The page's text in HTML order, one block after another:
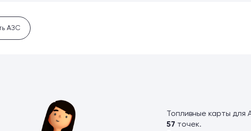
АЗС
Топливные карты для
57 точек.
документы